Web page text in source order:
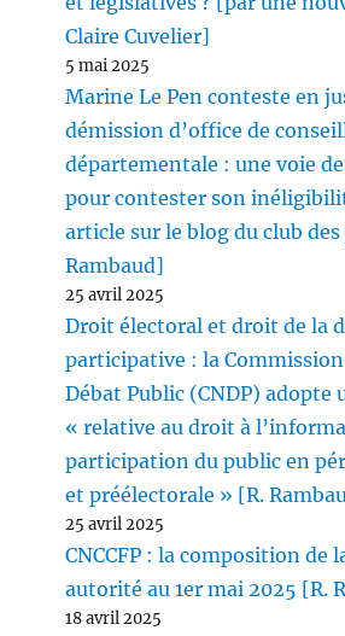
Claire Cuvelier]
5 mai 2025
Marine Le Pen conteste en
démission d’office de
départementale : une voie
pour contester son
article sur le blog du club
Rambaud]
25 avril 2025
Droit électoral et droit de la
participative : la
Débat Public (CNDP) adopte
« relative au droit à
participation du public en
et préélectorale » [R.
25 avril 2025
CNCCFP : la composition de
autorité au 1er mai 2025 [R.
18 avril 2025